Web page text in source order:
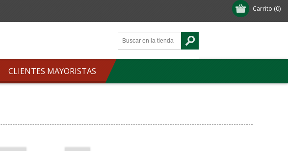
Carrito (0)
CLIENTES MAYORISTAS